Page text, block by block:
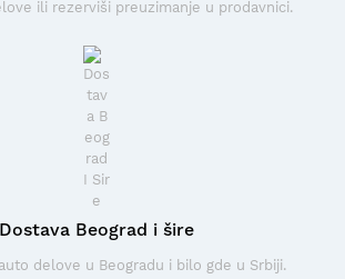
ili rezerviši preuzimanje u prodavnici.
Dostava Beograd i šire
delove u Beogradu i bilo gde u Srbiji.